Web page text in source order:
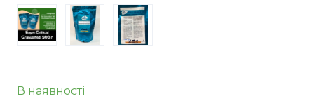
В наявності